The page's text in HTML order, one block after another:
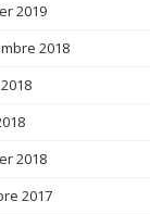
2019
2018
2018
2017